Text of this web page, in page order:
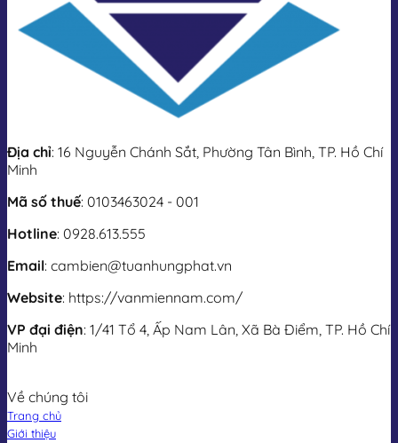
Địa chỉ: 16 Nguyễn Chánh Sắt, Phường Tân Bình, TP. Hồ Chí
Minh
Mã số thuế: 0103463024 - 001
Hotline: 0928.613.555
Email: cambien@tuanhungphat.vn
Website: https://vanmiennam.com/
VP đại điện: 1/41 Tổ 4, Ấp Nam Lân, Xã Bà Điểm, TP. Hồ Chí
Minh
Về chúng tôi
Trang chủ
Giới thiệu